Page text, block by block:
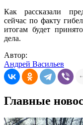
Как рассказали
сейчас по факту
итогам будет
дела.
Автор:
Андрей Васильев
Главные